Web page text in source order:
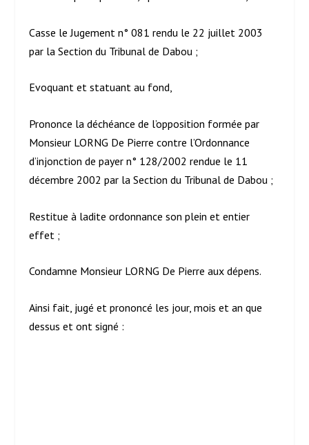
Casse le Jugement n° 081 rendu le 22 juillet 2003
par la Section du Tribunal de Dabou ;
Evoquant et statuant au fond,
Prononce la déchéance de l’opposition formée par
Monsieur LORNG De Pierre contre l’Ordonnance
d’injonction de payer n° 128/2002 rendue le 11
décembre 2002 par la Section du Tribunal de Dabou ;
Restitue à ladite ordonnance son plein et entier
effet ;
Condamne Monsieur LORNG De Pierre aux dépens.
Ainsi fait, jugé et prononcé les jour, mois et an que
dessus et ont signé :